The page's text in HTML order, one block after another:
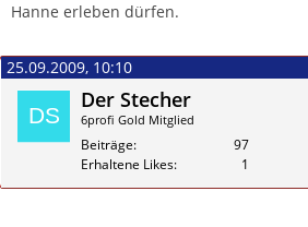
Hanne erleben dürfen.
25.09.2009, 10:10
Der Stecher
6profi Gold Mitglied
Beiträge
97
Erhaltene Likes
1